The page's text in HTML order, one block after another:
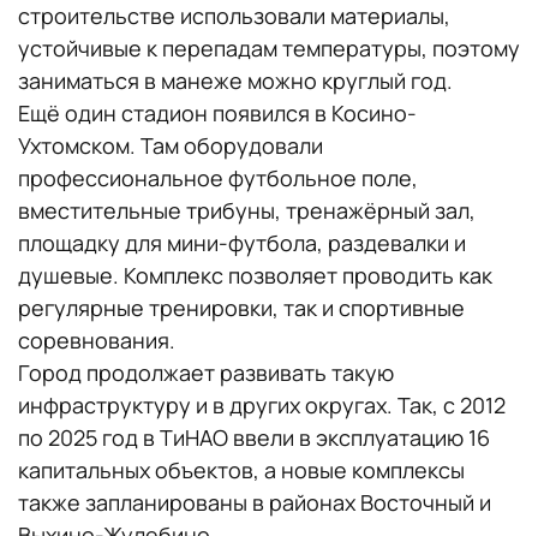
строительстве использовали материалы,
устойчивые к перепадам температуры, поэтому
заниматься в манеже можно круглый год.
Ещё один стадион появился в Косино-
Ухтомском. Там оборудовали
профессиональное футбольное поле,
вместительные трибуны, тренажёрный зал,
площадку для мини-футбола, раздевалки и
душевые. Комплекс позволяет проводить как
регулярные тренировки, так и спортивные
соревнования.
Город продолжает развивать такую
инфраструктуру и в других округах. Так, с 2012
по 2025 год в ТиНАО ввели в эксплуатацию 16
капитальных объектов, а новые комплексы
также запланированы в районах Восточный и